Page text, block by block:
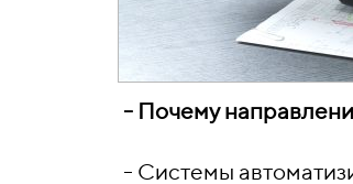
- Почему
- Системы